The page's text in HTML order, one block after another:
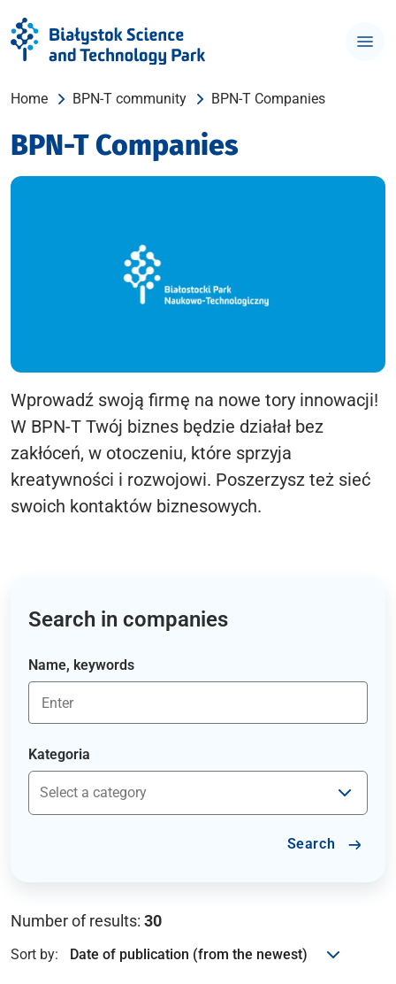
Home BPN-T community BPN-T Companies
BPN-T Companies
Wprowadź swoją firmę na nowe tory innowacji!
W BPN-T Twój biznes będzie działał bez
zakłóceń, w otoczeniu, które sprzyja
kreatywności i rozwojowi. Poszerzysz też sieć
swoich kontaktów biznesowych.
Search in companies
Name, keywords
Kategoria
Search
Number of results: 30
Sort by: